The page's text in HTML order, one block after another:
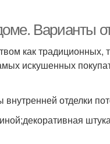
Варианты
как традиционных,
искушенных
отделки